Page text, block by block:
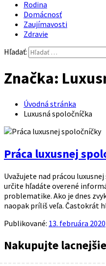
Rodina
Domácnosť
Zaujímavosti
Zdravie
Hľadať:
Značka:
Úvodná stránka
Luxusná spoločníčka
Práca luxusnej
Uvažujete nad prácou
určite hľadáte overené
problematike. Ako je dnes
naopak príliš veľa. Častokrát
Publikované: 13. februára 2020
Nakupujte